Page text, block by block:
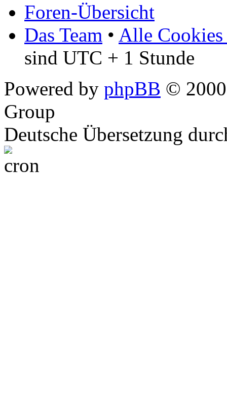
Foren-Übersicht
Das Team • Alle Cookies
sind UTC + 1 Stunde
Powered by phpBB ©
Group
Deutsche Übersetzung